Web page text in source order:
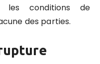
les conditions de
des parties.